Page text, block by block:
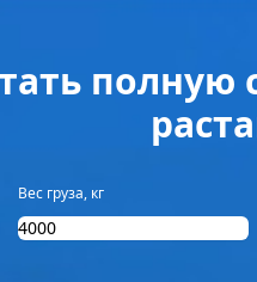
полную
Вес груза, кг